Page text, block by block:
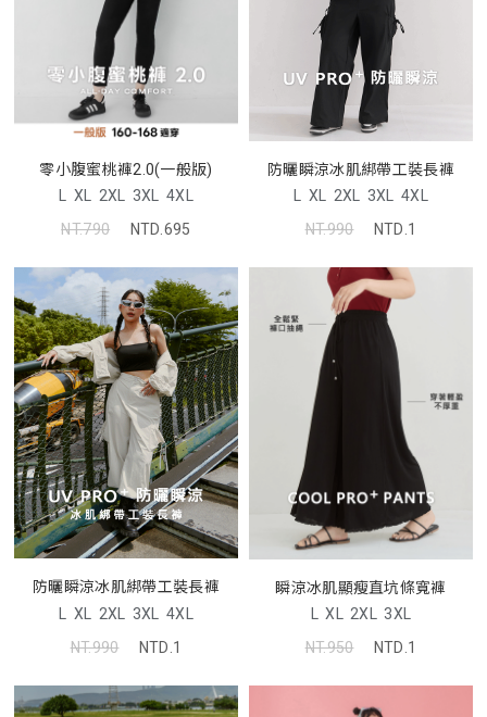
零小腹蜜桃褲2.0(一般版)
L XL 2XL 3XL 4XL
NT.790
NTD.695
防曬瞬涼冰肌綁帶工裝長褲
L XL 2XL 3XL 4XL
NT.990
NTD.1
防曬瞬涼冰肌綁帶工裝長褲
L XL 2XL 3XL 4XL
NT.990
NTD.1
瞬涼冰肌顯瘦直坑條寬褲
L XL 2XL 3XL
NT.950
NTD.1